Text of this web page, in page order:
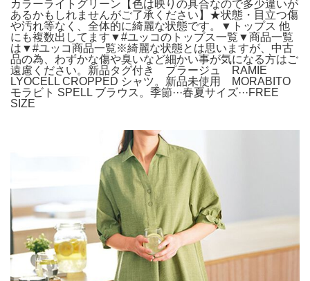
カラーライトグリーン【色は映りの具合なので多少違いが
あるかもしれませんがご了承ください】★状態・目立つ傷
や汚れ等なく、全体的に綺麗な状態です。▼トップス 他
にも複数出してます▼#ユッコのトップス一覧▼商品一覧
は▼#ユッコ商品一覧※綺麗な状態とは思いますが、中古
品の為、わずかな傷や臭いなど細かい事が気になる方はご
遠慮ください。新品タグ付き プラージュ RAMIE
LYOCELL CROPPED シャツ。新品未使用 MORABITO
モラビト SPELL ブラウス。季節···春夏サイズ···FREE
SIZE